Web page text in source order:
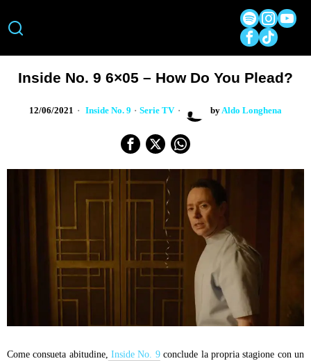
Inside No. 9 6×05 – How Do You Plead?
12/06/2021 Inside No. 9 · Serie TV by Aldo Longhena
Come consueta abitudine, Inside No. 9conclude la propria stagione con un